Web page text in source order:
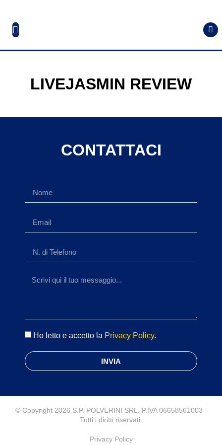
LIVEJASMIN REVIEW
CONTATTACI
Ho letto e accetto la Privacy Policy.
INVIA
© Copyright 2026 S.P. POLVERINI SRL. P.IVA 06658561003 -
Tutti i diritti riservati.
Privacy Policy